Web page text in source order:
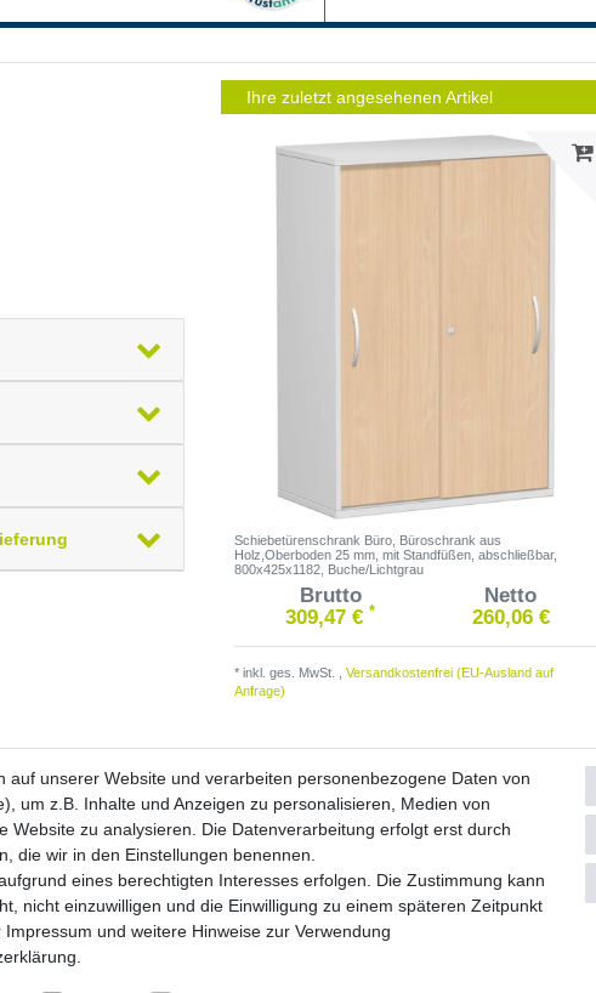
Ihre zuletzt angesehenen Artikel
Schiebetürenschrank Büro, Büroschrank aus
Holz,Oberboden 25 mm, mit Standfüßen, abschließbar,
800x425x1182, Buche/Lichtgrau
Brutto
Netto
309,47 €* 260,06 €
*inkl. ges. MwSt. ,Versandkostenfrei (EU-Ausland auf
Anfrage)
Widerrufs­formular Impressum Daten­schutz­erklärung
© Copyright 2026 by NETWAVES GmbH | Alle Rechte vorbehalten.
auf unserer Website und verarbeiten personenbezogene Daten von
um z.B. Inhalte und Anzeigen zu personalisieren, Medien von
zu analysieren. Die Datenverarbeitung erfolgt erst durch
die wir in den Einstellungen benennen.
eines berechtigten Interesses erfolgen. Die Zustimmung kann
nicht einzuwilligen und die Einwilligung zu einem späteren Zeitpunkt
Impressum und weitere Hinweise zur Verwendung